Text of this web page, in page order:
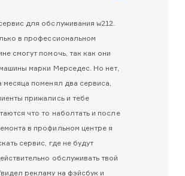
для обслуживания w212.
в профессиональном
смогут помочь, так как они
марки Мерседес. Но нет,
месяца поменял два сервиса,
прижались и тебе
что то наболтать и после
в профильном центре я
сервис, где не будут
обслуживать твой
рекламу на фэйсбук и